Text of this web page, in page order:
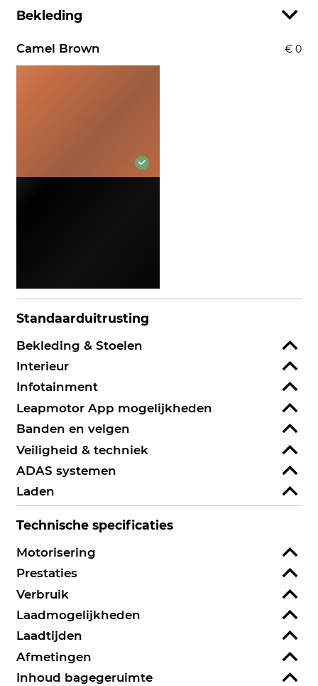
Bekleding
Camel Brown € 0
Standaarduitrusting
Bekleding & Stoelen
Interieur
Infotainment
Leapmotor App mogelijkheden
Banden en velgen
Veiligheid & techniek
ADAS systemen
Laden
Technische specificaties
Motorisering
Prestaties
Verbruik
Laadmogelijkheden
Laadtijden
Afmetingen
Inhoud bagegeruimte